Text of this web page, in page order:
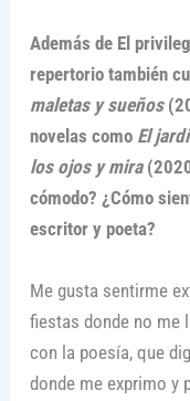
Además de El
repertorio también
maletas y sueños
novelas como El
los ojos y mira
cómodo? ¿Cómo
escritor y poeta?
Me gusta sentirme
fiestas donde no me
con la poesía, que
donde me exprimo y